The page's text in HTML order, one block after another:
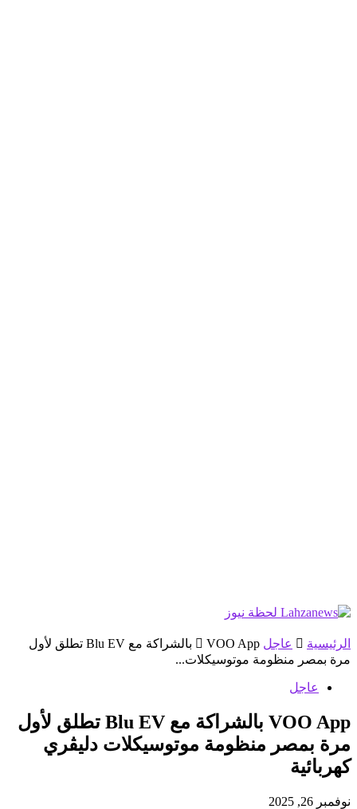
الرئيسية عاجل
VOO App بالشراكة مع Blu EV تطلق لأول
مرة بمصر منظومة موتوسيكلات...
عاجل
VOO App بالشراكة مع Blu EV تطلق لأول
مرة بمصر منظومة موتوسيكلات دليڤري
كهربائية
نوفمبر 26, 2025